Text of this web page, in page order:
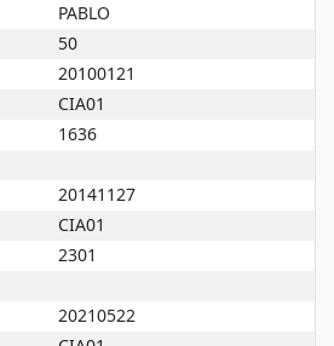
PABLO
50
20100121
CIA01
1636
20141127
CIA01
2301
20210522